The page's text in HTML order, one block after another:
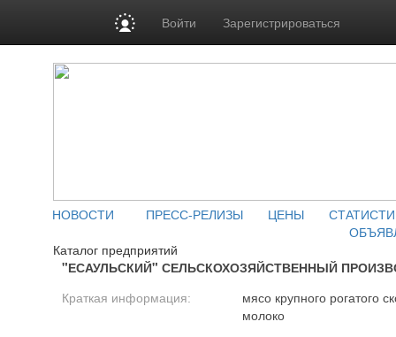
Войти Зарегистрироваться
НОВОСТИ ПРЕСС-РЕЛИЗЫ ЦЕНЫ
Каталог предприятий
"ЕСАУЛЬСКИЙ" СЕЛЬСКОХОЗЯЙСТВЕННЫЙ
Краткая информация:
мясо крупного рогатого
молоко